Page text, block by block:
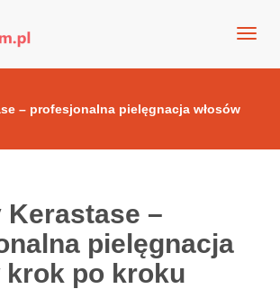
antyoksydacyjne
– profesjonalna pielęgnacja włosów
Kerastase –
pielęgnacja
krok po kroku